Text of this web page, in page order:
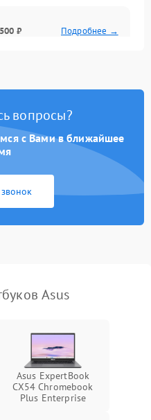
₽ Подробнее →
₽ Подробнее →
₽ Подробнее →
Подробнее →
2500 ₽ Подробнее →
вопросы?
с Вами в ближайшее
Asus
Asus ExpertBook
CX54 Chromebook
Plus Enterprise